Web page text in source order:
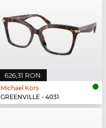
626,31 RON
Michael Kors
GREENVILLE - 4031